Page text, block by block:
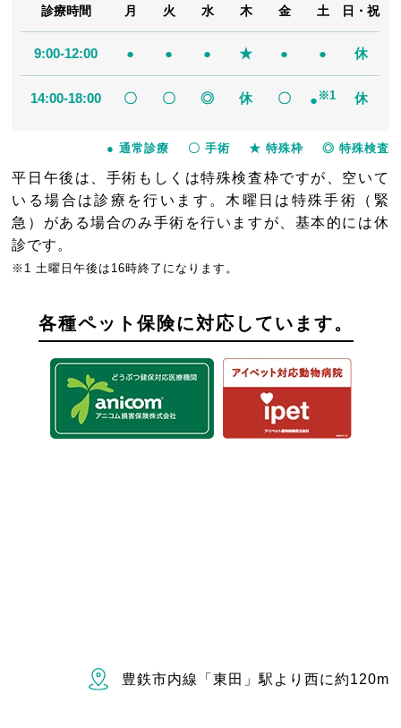
診療時間 月 火 水 木 金 土 日・祝
9:00-12:00 ● ● ● ★ ● ● 休
14:00-18:00 〇 〇 ◎ 休 〇 ●※1 休
● 通常診療 〇 手術 ★ 特殊枠 ◎ 特殊検査
平日午後は、手術もしくは特殊検査枠ですが、空いて
いる場合は診療を行います。木曜日は特殊手術（緊
急）がある場合のみ手術を行いますが、基本的には休
診です。
※1 土曜日午後は16時終了になります。
各種ペット保険に対応しています。
豊鉄市内線「東田」駅より西に約120m